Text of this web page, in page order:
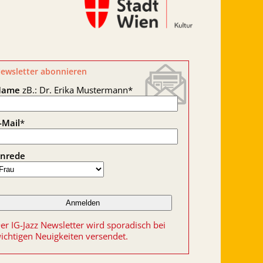
abonnieren
zB.: Dr. Erika Mustermann*
Mail*
IG-Jazz Newsletter wird sporadisch bei
Neuigkeiten versendet.